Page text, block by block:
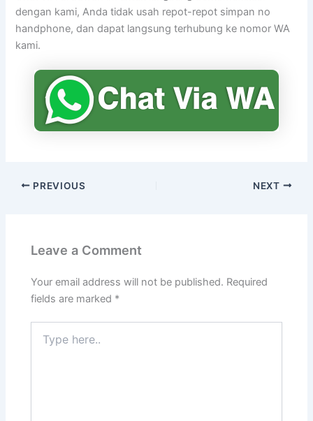
dengan kami, Anda tidak usah repot-repot simpan no
handphone, dan dapat langsung terhubung ke nomor WA
kami.
PREVIOUS NEXT
Leave a Comment
Your email address will not be published. Required
fields are marked *
here..